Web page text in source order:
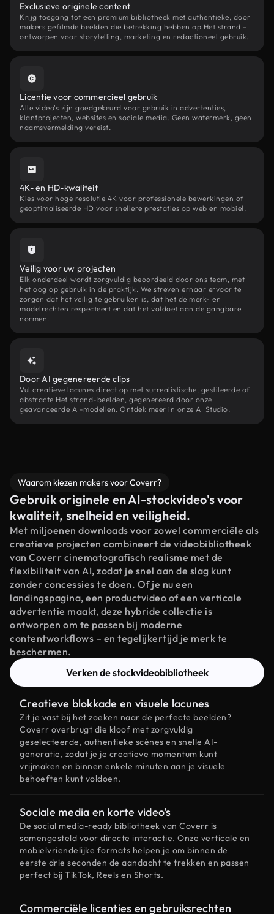
Exclusieve originele content
Krijg toegang tot een premium bibliotheek met authentieke, door
makers gefilmde beelden die betrekking hebben op Het strand –
ontworpen voor storytelling, marketing en redactioneel gebruik.
Licentie voor commercieel gebruik
Alle video's zijn goedgekeurd voor gebruik in advertenties,
klantprojecten, websites en sociale media. Geen watermerk, geen
naamsvermelding vereist.
4K- en HD-kwaliteit
Kies voor hoge resolutie 4K voor professionele bewerkingen of
geoptimaliseerde HD voor snellere prestaties op web en mobiel.
Veilig voor uw projecten
Elk onderdeel wordt zorgvuldig beoordeeld door ons team, met
het oog op gebruik in de praktijk. We streven ernaar ervoor te
zorgen dat het veilig te gebruiken is, dat het de merk- en
modelrechten respecteert en dat het voldoet aan de gangbare
normen.
Door AI gegenereerde clips
Vul creatieve lacunes direct op met surrealistische, gestileerde of
abstracte Het strand-beelden, gegenereerd door onze
geavanceerde AI-modellen. Ontdek meer in onze AI Studio.
Waarom kiezen makers voor Coverr?
Gebruik originele en AI-stockvideo's voor
kwaliteit, snelheid en veiligheid.
Met miljoenen downloads voor zowel commerciële als
creatieve projecten combineert de videobibliotheek
van Coverr cinematografisch realisme met de
flexibiliteit van AI, zodat je snel aan de slag kunt
zonder concessies te doen. Of je nu een
landingspagina, een productvideo of een verticale
advertentie maakt, deze hybride collectie is
ontworpen om te passen bij moderne
contentworkflows – en tegelijkertijd je merk te
beschermen.
Verken de stockvideobibliotheek
Creatieve blokkade en visuele lacunes
Zit je vast bij het zoeken naar de perfecte beelden?
Coverr overbrugt die kloof met zorgvuldig
geselecteerde, authentieke scènes en snelle AI-
generatie, zodat je je creatieve momentum kunt
vrijmaken en binnen enkele minuten aan je visuele
behoeften kunt voldoen.
Sociale media en korte video's
De social media-ready bibliotheek van Coverr is
samengesteld voor directe interactie. Onze verticale en
mobielvriendelijke formats helpen je om binnen de
eerste drie seconden de aandacht te trekken en passen
perfect bij TikTok, Reels en Shorts.
Commerciële licenties en gebruiksrechten